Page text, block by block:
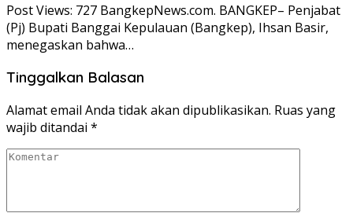
Post Views: 727 BangkepNews.com. BANGKEP– Penjabat
(Pj) Bupati Banggai Kepulauan (Bangkep), Ihsan Basir,
menegaskan bahwa…
Tinggalkan Balasan
Alamat email Anda tidak akan dipublikasikan. Ruas yang
wajib ditandai *